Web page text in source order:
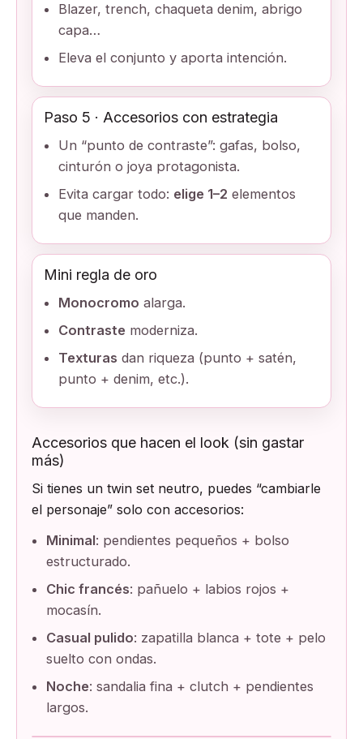
Blazer, trench, chaqueta denim, abrigo
capa…
Eleva el conjunto y aporta intención.
Paso 5 · Accesorios con estrategia
Un “punto de contraste”: gafas, bolso,
cinturón o joya protagonista.
Evita cargar todo: elige 1–2 elementos
que manden.
Mini regla de oro
Monocromo alarga.
Contraste moderniza.
Texturas dan riqueza (punto + satén,
punto + denim, etc.).
Accesorios que hacen el look (sin gastar
más)
Si tienes un twin set neutro, puedes “cambiarle
el personaje” solo con accesorios:
Minimal: pendientes pequeños + bolso
estructurado.
Chic francés: pañuelo + labios rojos +
mocasín.
Casual pulido: zapatilla blanca + tote + pelo
suelto con ondas.
Noche: sandalia fina + clutch + pendientes
largos.